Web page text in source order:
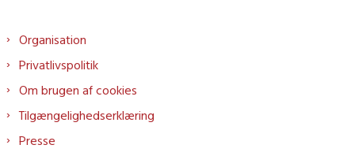
Organisation
Privatlivspolitik
Om brugen af cookies
Tilgængelighedserklæring
Presse